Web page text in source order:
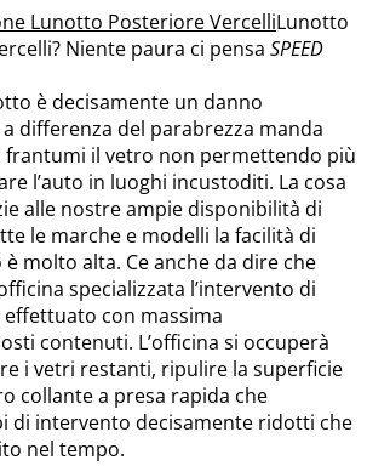
Lunotto
Niente paura ci pensa SPEED
è decisamente un danno
differenza del parabrezza manda
frantumi il vetro non permettendo più
l’auto in luoghi incustoditi. La cosa
alle nostre ampie disponibilità di
le marche e modelli la facilità di
molto alta. Ce anche da dire che
specializzata l’intervento di
con massima
contenuti. L’officina si occuperà
i vetri restanti, ripulire la superficie
collante a presa rapida che
di intervento decisamente ridotti che
nel tempo.